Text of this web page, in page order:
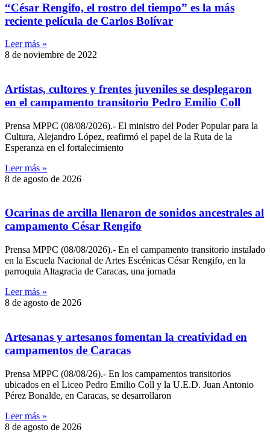
“César Rengifo, el rostro del tiempo” es la más
reciente película de Carlos Bolívar
Leer más »
8 de noviembre de 2022
Artistas, cultores y frentes juveniles se desplegaron
en el campamento transitorio Pedro Emilio Coll
Prensa MPPC (08/08/2026).- El ministro del Poder Popular para la
Cultura, Alejandro López, reafirmó el papel de la Ruta de la
Esperanza en el fortalecimiento
Leer más »
8 de agosto de 2026
Ocarinas de arcilla llenaron de sonidos ancestrales al
campamento César Rengifo
Prensa MPPC (08/08/2026).- En el campamento transitorio instalado
en la Escuela Nacional de Artes Escénicas César Rengifo, en la
parroquia Altagracia de Caracas, una jornada
Leer más »
8 de agosto de 2026
Artesanas y artesanos fomentan la creatividad en
campamentos de Caracas
Prensa MPPC (08/08/26).- En los campamentos transitorios
ubicados en el Liceo Pedro Emilio Coll y la U.E.D. Juan Antonio
Pérez Bonalde, en Caracas, se desarrollaron
Leer más »
8 de agosto de 2026